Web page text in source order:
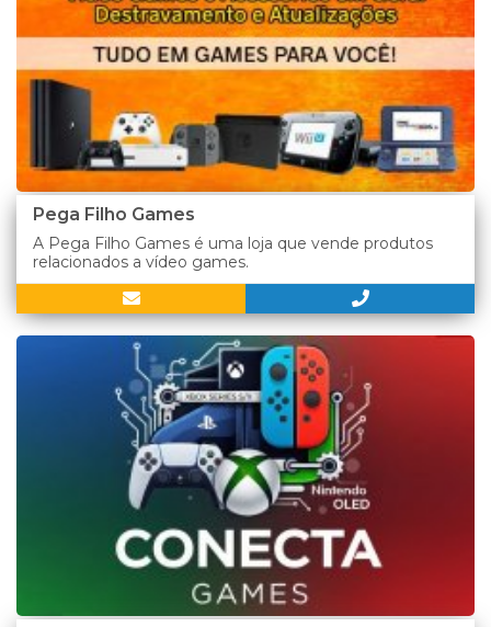
Pega Filho Games
A Pega Filho Games é uma loja que vende produtos
relacionados a vídeo games.